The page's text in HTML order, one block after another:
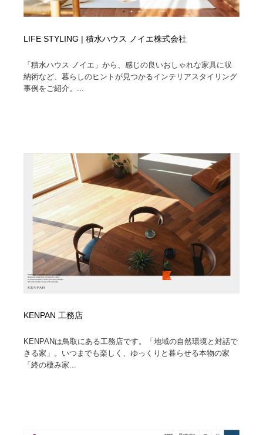
LIFE STYLING | 積水ハウス ノイエ株式会社
「積水ハウス ノイエ」から、感じの良いおしゃれな家具に収
納術など、暮らしのヒントが見つかるインテリアスタイリング
事例をご紹介。...
KENPAN 工務店
KENPANは鳥取にある工務店です。「地域の自然環境と対話で
きる家」。いつまでも楽しく、ゆっくりと暮らせる本物の家
「終の棲み家...